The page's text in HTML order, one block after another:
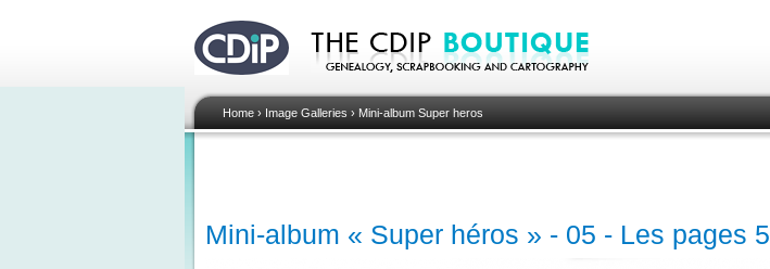
Home› Image Galleries › Mini-album Super heros
Mini-album « Super héros » - 05 - Les pages 5